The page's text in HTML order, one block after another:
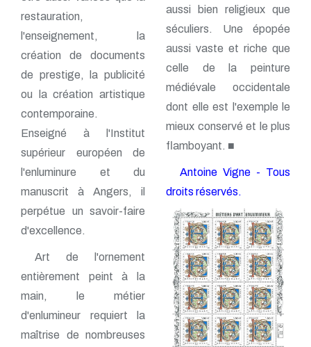
restauration,
l'enseignement, la
création de documents
de prestige, la publicité
ou la création artistique
contemporaine.
Enseigné à l'Institut
supérieur européen de
l'enluminure et du
manuscrit à Angers, il
perpétue un savoir-faire
d'excellence.
Art de l'ornement
entièrement peint à la
main, le métier
d'enlumineur requiert la
maîtrise de nombreuses
aussi bien religieux que
séculiers. Une épopée
aussi vaste et riche que
celle de la peinture
médiévale occidentale
dont elle est l'exemple le
mieux conservé et le plus
flamboyant. ■
Antoine Vigne - Tous
droits réservés.